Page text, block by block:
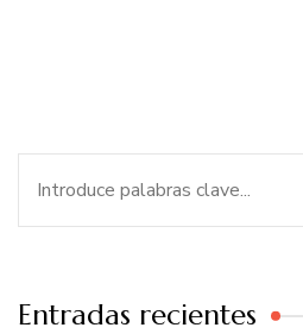
Entradas recientes